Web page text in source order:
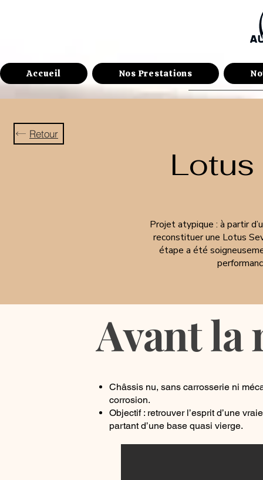
Accueil Nos Prestations
Retour
Lotus
Projet atypique : à partir
reconstituer une Lotus
étape a été
Avant la
Châssis nu, sans carrosserie ni
corrosion.
Objectif : retrouver l’esprit d’une
partant d’une base quasi vierge.